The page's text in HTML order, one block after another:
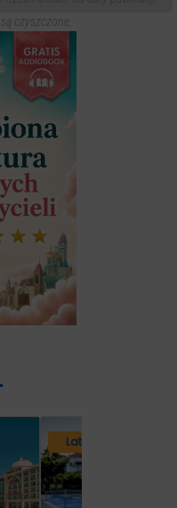
czyszczone.
Lato 2026